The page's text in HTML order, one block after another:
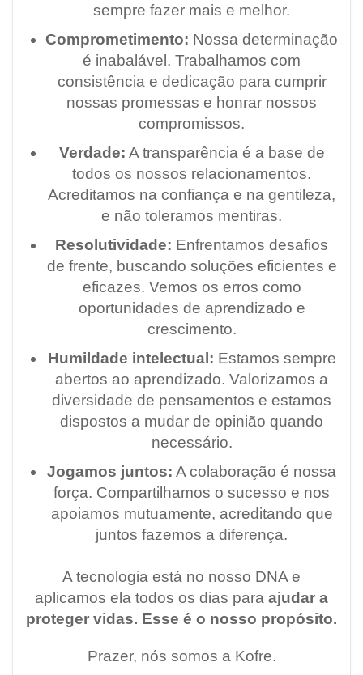
sempre fazer mais e melhor.
Comprometimento: Nossa determinação
é inabalável. Trabalhamos com
consistência e dedicação para cumprir
nossas promessas e honrar nossos
compromissos.
Verdade: A transparência é a base de
todos os nossos relacionamentos.
Acreditamos na confiança e na gentileza,
e não toleramos mentiras.
Resolutividade: Enfrentamos desafios
de frente, buscando soluções eficientes e
eficazes. Vemos os erros como
oportunidades de aprendizado e
crescimento.
Humildade intelectual: Estamos sempre
abertos ao aprendizado. Valorizamos a
diversidade de pensamentos e estamos
dispostos a mudar de opinião quando
necessário.
Jogamos juntos: A colaboração é nossa
força. Compartilhamos o sucesso e nos
apoiamos mutuamente, acreditando que
juntos fazemos a diferença.
A tecnologia está no nosso DNA e
aplicamos ela todos os dias para ajudar a
proteger vidas. Esse é o nosso propósito.
Prazer, nós somos a Kofre.